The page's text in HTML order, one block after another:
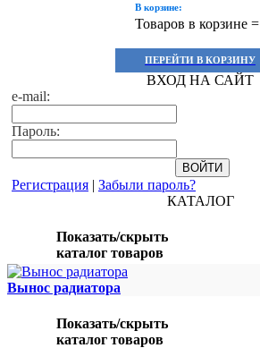
В корзине:
Товаров в корзине =
ПЕРЕЙТИ В КОРЗИНУ
ВХОД НА САЙТ
e-mail:
Пароль:
Регистрация | Забыли пароль?
КАТАЛОГ
Показать/скрыть
каталог товаров
Вынос радиатора
Показать/скрыть
каталог товаров